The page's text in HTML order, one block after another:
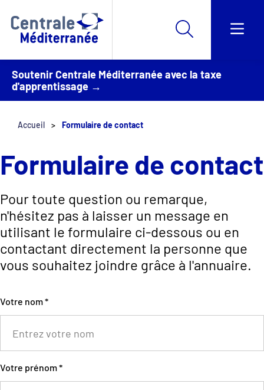
Soutenir Centrale Méditerranée avec la taxe
d'apprentissage →
Accueil Formulaire de contact
Formulaire de contact
Pour toute question ou remarque,
n'hésitez pas à laisser un message en
utilisant le formulaire ci-dessous ou en
contactant directement la personne que
vous souhaitez joindre grâce à l'annuaire.
Votre nom *
Votre prénom *